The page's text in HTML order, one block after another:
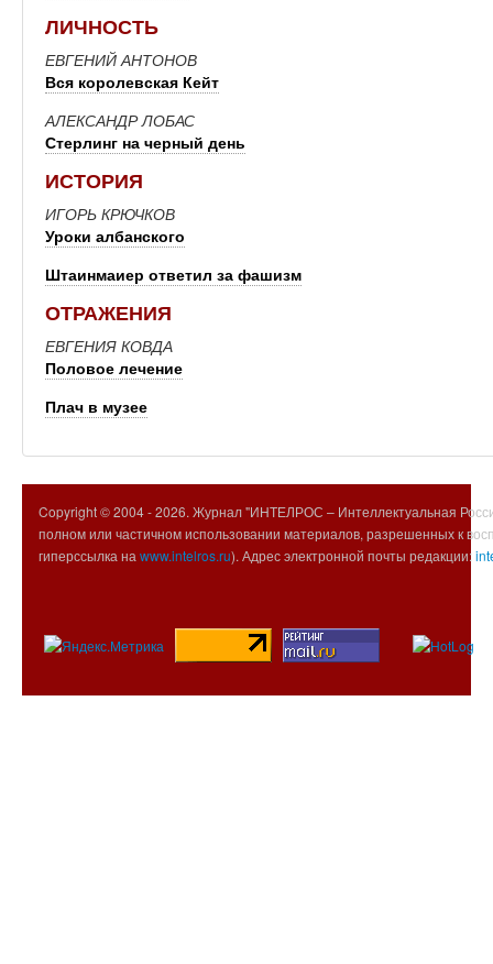
ЛИЧНОСТЬ
ЕВГЕНИЙ АНТОНОВ
Вся королевская Кейт
АЛЕКСАНДР ЛОБАС
Стерлинг на черный день
ИСТОРИЯ
ИГОРЬ КРЮЧКОВ
Уроки албанского
Штаинмаиер ответил за фашизм
ОТРАЖЕНИЯ
ЕВГЕНИЯ КОВДА
Половое лечение
Плач в музее
Copyright © 2004 -2026. Журнал "ИНТЕЛРОС – Интеллектуальная
полном или частичном использовании материалов, разрешенных к
гиперссылка на www.intelros.ru). Адрес электронной почты редакции: